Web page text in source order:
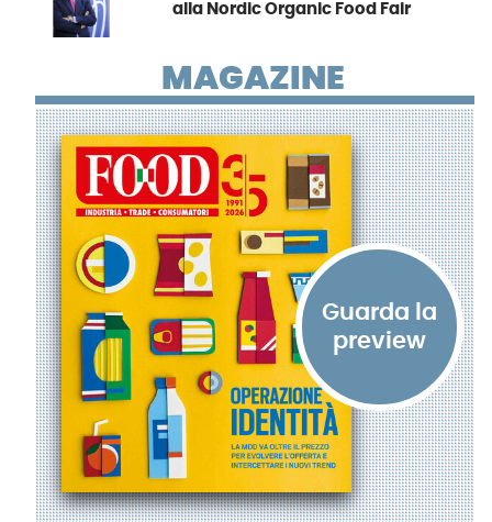
alla Nordic Organic Food Fair
MAGAZINE